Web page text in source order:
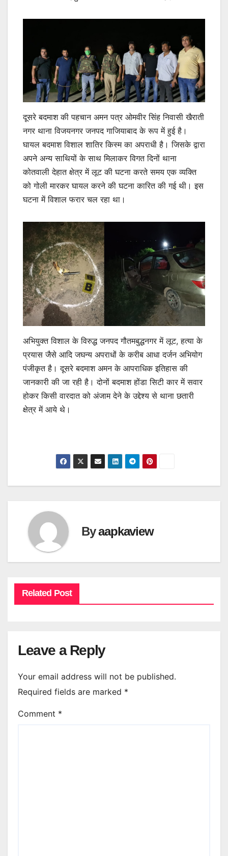
दूसरे बदमाश की पहचान अमन पत्र ओमवीर सिंह निवासी खैराती
नगर थाना विजयनगर जनपद गाजियाबाद के रूप में हुई है।
घायल बदमाश विशाल शातिर किस्म का अपराधी है। जिसके द्वारा
अपने अन्य साथियों के साथ मिलाकर विगत दिनों थाना
कोतवाली देहात क्षेत्र में लूट की घटना करते समय एक व्यक्ति
को गोली मारकर घायल करने की घटना कारित की गई थी। इस
घटना में विशाल फरार चल रहा था।
अभियुक्त विशाल के विरुद्ध जनपद गौतमबुद्धनगर में लूट, हत्या के
प्रयास जैसे आदि जघन्य अपराधों के करीब आधा दर्जन अभियोग
पंजीकृत है। दूसरे बदमाश अमन के आपराधिक इतिहास की
जानकारी की जा रही है। दोनों बदमाश होंडा सिटी कार में सवार
होकर किसी वारदात को अंजाम देने के उद्देश्य से थाना छतारी
क्षेत्र में आये थे।
Byaapkaview
Related Post
Leave a Reply
Your email address will not be published.
Required fields are marked *
Comment *